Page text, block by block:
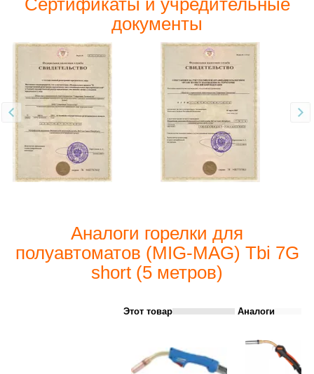
документы
Аналоги горелки для
полуавтоматов (MIG-MAG) Tbi 7G
short (5 метров)
Этот товар Аналоги